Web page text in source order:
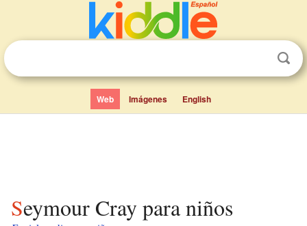
Web Imágenes English
Seymour Cray para niños